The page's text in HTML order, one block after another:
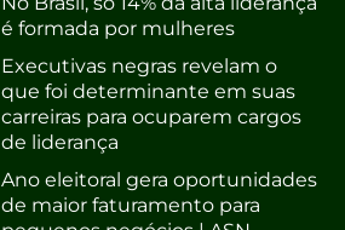
é formada por mulheres
Executivas negras revelam o
que foi determinante em suas
carreiras para ocuparem cargos
de liderança
Ano eleitoral gera oportunidades
de maior faturamento para